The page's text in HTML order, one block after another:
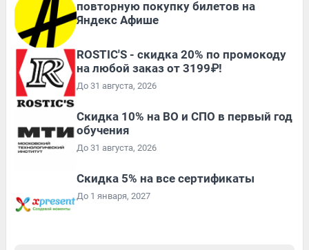
повторную покупку билетов на
Яндекс Афише
ROSTIC'S - скидка 20% по промокоду
на любой заказ от 3199₽!
До 31 августа, 2026
Скидка 10% на ВО и СПО в первый год
обучения
До 31 августа, 2026
Скидка 5% на все сертификаты
До 1 января, 2027